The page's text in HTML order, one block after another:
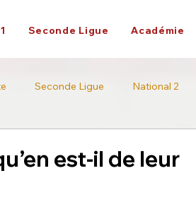
Seconde Ligue Académie
Seconde Ligue National 2
est-il de leur